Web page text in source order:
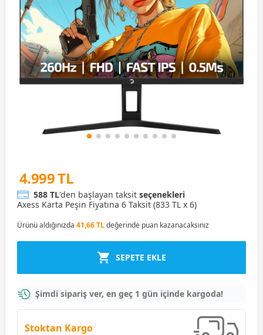
4.999 TL
588 TL'den başlayan taksit seçenekleri
Axess Karta Peşin Fiyatına 6 Taksit (833 TL x 6)
Ürünü aldığınızda 41,66 TLdeğerinde puan kazanacaksınız
SEPETE EKLE
Şimdi sipariş ver, en geç 1 gün içinde kargoda!
Stoktan Kargo